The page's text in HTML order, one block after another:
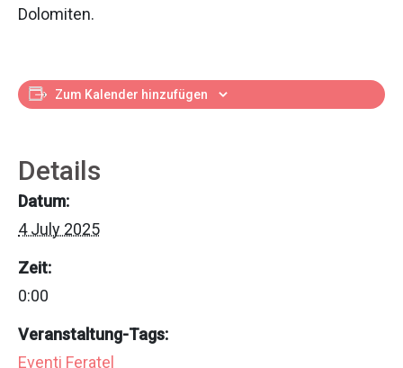
Dolomiten.
Zum Kalender hinzufügen
Details
Datum:
4 July 2025
Zeit:
0:00
Veranstaltung-Tags:
Eventi Feratel